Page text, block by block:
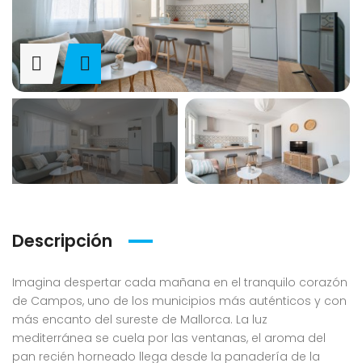
Descripción
Imagina despertar cada mañana en el tranquilo corazón
de Campos, uno de los municipios más auténticos y con
más encanto del sureste de Mallorca. La luz
mediterránea se cuela por las ventanas, el aroma del
pan recién horneado llega desde la panadería de la